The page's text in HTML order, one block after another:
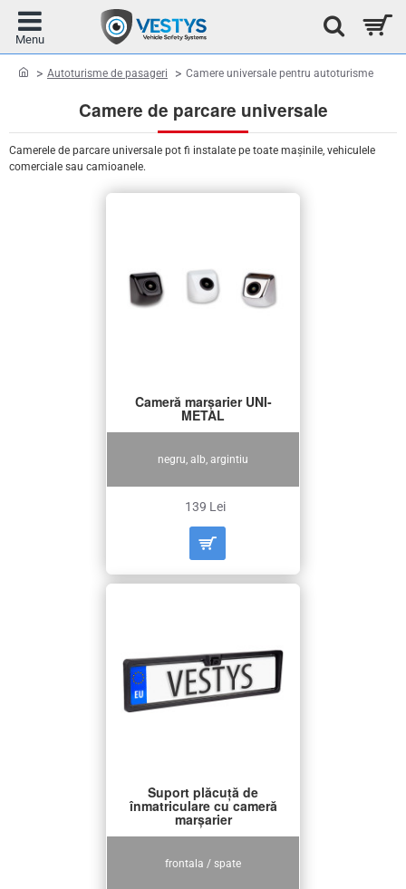
Camere de parcare universale
homeAutoturisme de pasageri Camere universale pentru autoturisme
Camerele de parcare universale pot fi instalate pe toate mașinile, vehiculele
comerciale sau camioanele.
negru, alb, argintiu
Cameră marșarier UNI-
METAL
139 Lei
frontala / spate
Suport plăcuță de
înmatriculare cu cameră
marșarier